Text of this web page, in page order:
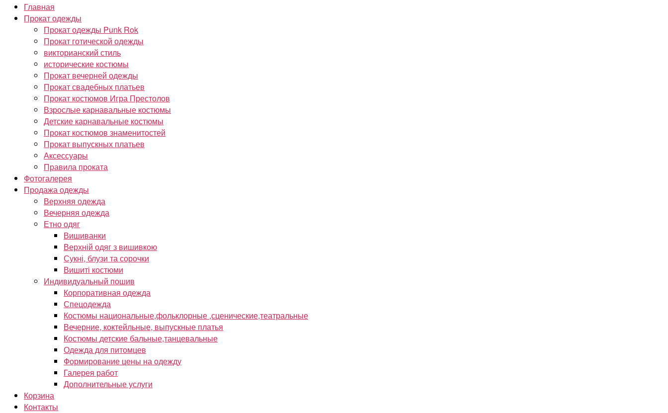
Главная
Прокат одежды
Прокат одежды Punk Rok
Прокат готической одежды
викторианский стиль
исторические костюмы
Прокат вечерней одежды
Прокат свадебных платьев
Прокат костюмов Игра Престолов
Взрослые карнавальные костюмы
Детские карнавальные костюмы
Прокат костюмов знаменитостей
Прокат выпускных платьев
Аксессуары
Правила проката
Фотогалерея
Продажа одежды
Верхняя одежда
Вечерняя одежда
Етно одяг
Вишиванки
Верхній одяг з вишивкою
Сукні, блузи та сорочки
Вишиті костюми
Индивидуальный пошив
Корпоративная одежда
Спецодежда
Костюмы национальные,фольклорные ,сценические,театральные
Вечерние, коктейльные, выпускные платья
Костюмы детские бальные,танцевальные
Одежда для питомцев
Формирование цены на одежду
Галерея работ
Дополнительные услуги
Корзина
Контакты